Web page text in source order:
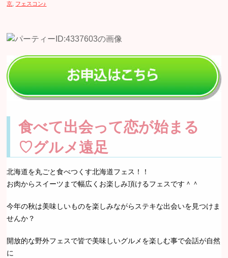
京 フェスコン♪
食べて出会って恋が始まる
♡グルメ遠足
北海道を丸ごと食べつくす北海道フェス！！
お肉からスイーツまで幅広くお楽しみ頂けるフェスです＾＾
今年の秋は美味しいものを楽しみながらステキな出会いを見つけま
せんか？
開放的な野外フェスで皆で美味しいグルメを楽しむ事で会話が自然
に